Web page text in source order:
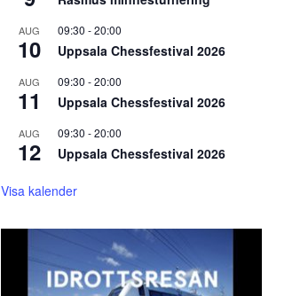
AUG
10
09:30 -20:00
Uppsala Chessfestival 2026
AUG
11
09:30 -20:00
Uppsala Chessfestival 2026
AUG
12
09:30 -20:00
Uppsala Chessfestival 2026
Visa kalender